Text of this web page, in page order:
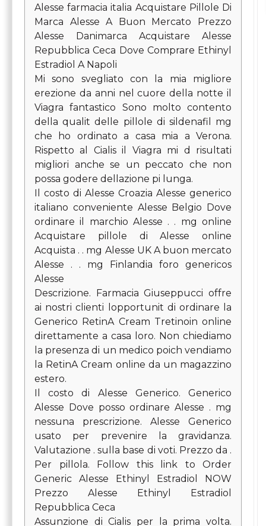
Alesse farmacia italia Acquistare Pillole Di
Marca Alesse A Buon Mercato Prezzo
Alesse Danimarca Acquistare Alesse
Repubblica Ceca Dove Comprare Ethinyl
Estradiol A Napoli
Mi sono svegliato con la mia migliore
erezione da anni nel cuore della notte il
Viagra fantastico Sono molto contento
della qualit delle pillole di sildenafil mg
che ho ordinato a casa mia a Verona.
Rispetto al Cialis il Viagra mi d risultati
migliori anche se un peccato che non
possa godere dellazione pi lunga.
Il costo di Alesse Croazia Alesse generico
italiano conveniente Alesse Belgio Dove
ordinare il marchio Alesse . . mg online
Acquistare pillole di Alesse online
Acquista . . mg Alesse UK A buon mercato
Alesse . . mg Finlandia foro genericos
Alesse
Descrizione. Farmacia Giuseppucci offre
ai nostri clienti lopportunit di ordinare la
Generico RetinA Cream Tretinoin online
direttamente a casa loro. Non chiediamo
la presenza di un medico poich vendiamo
la RetinA Cream online da un magazzino
estero.
Il costo di Alesse Generico. Generico
Alesse Dove posso ordinare Alesse . mg
nessuna prescrizione. Alesse Generico
usato per prevenire la gravidanza.
Valutazione . sulla base di voti. Prezzo da .
Per pillola. Follow this link to Order
Generic Alesse Ethinyl Estradiol NOW
Prezzo Alesse Ethinyl Estradiol
Repubblica Ceca
Assunzione di Cialis per la prima volta.